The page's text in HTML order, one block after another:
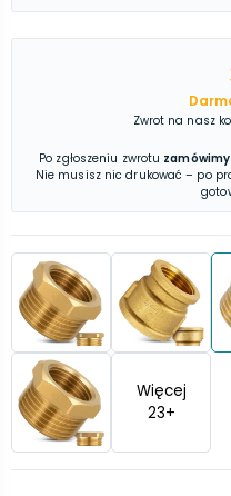
Zwrot na nasz
Po zgłoszeniu zwrotu
Nie musisz nic drukować – po
Więcej
23+